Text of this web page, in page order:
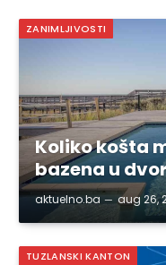
ZANIMLJIVOSTI
Koliko košta
bazena u
aktuelno.ba aug 26,
TUZLANSKI KANTON